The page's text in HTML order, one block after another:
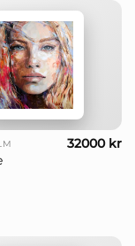
32000 kr